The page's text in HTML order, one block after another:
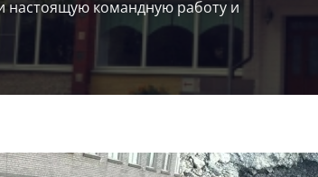
настоящую командную работу и